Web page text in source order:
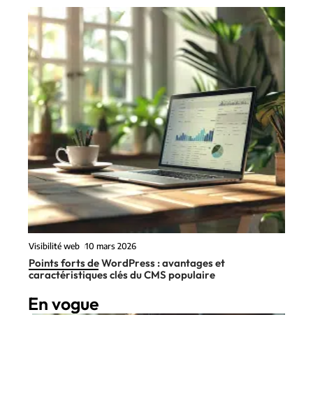
Visibilité web 10 mars 2026
Points forts de WordPress : avantages et
caractéristiques clés du CMS populaire
En vogue